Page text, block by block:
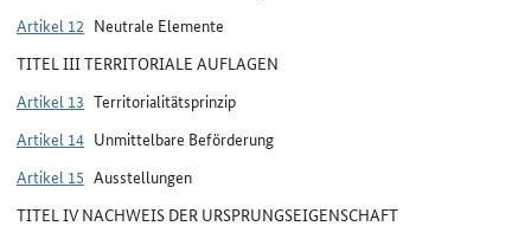
Artikel 12 Neutrale Elemente
TITEL III TERRITORIALE AUFLAGEN
Artikel 13 Territorialitätsprinzip
Artikel 14 Unmittelbare Beförderung
Artikel 15 Ausstellungen
TITEL IV NACHWEIS DER URSPRUNGSEIGENSCHAFT